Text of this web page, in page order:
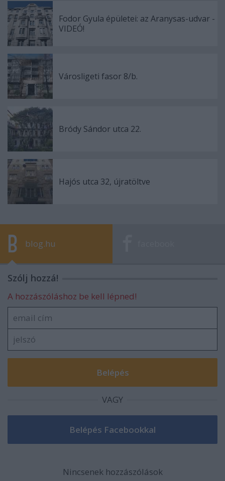
Fodor Gyula épületei: az Aranysas-udvar -
VIDEÓ!
Városligeti fasor 8/b.
Bródy Sándor utca 22.
Hajós utca 32, újratöltve
blog.hu
Szólj hozzá!
A hozzászóláshoz be kell lépned!
VAGY
Nincsenek hozzászólások